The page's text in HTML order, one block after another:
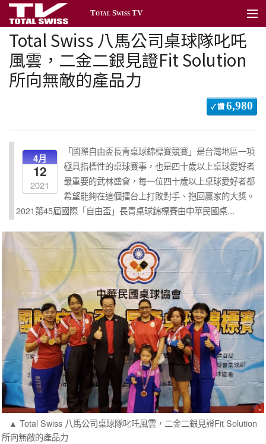
Total Swiss TV
關於Total Swiss
最新消息
台北頻道
活動頻道
公益頻道
產品頻道
新聞管理
Total Swiss 八馬公司桌球隊叱吒
風雲，二金二銀見證Fit Solution
所向無敵的產品力
✓ 讚 6,980
4月
12
2021
「國際自由盃長青桌球錦標賽競賽」是台灣地區一項
極具指標性的桌球賽事，也是四十歲以上桌球愛好者
最重要的武林盛會，每一位四十歲以上桌球愛好者都
希望能夠在這個擂台上打敗對手、抱回贏家的大獎。
2021第45屆國際「自由盃」長青桌球錦標賽由中華民國桌...
▲ Total Swiss 八馬公司桌球隊叱吒風雲，二金二銀見證Fit Solution
所向無敵的產品力